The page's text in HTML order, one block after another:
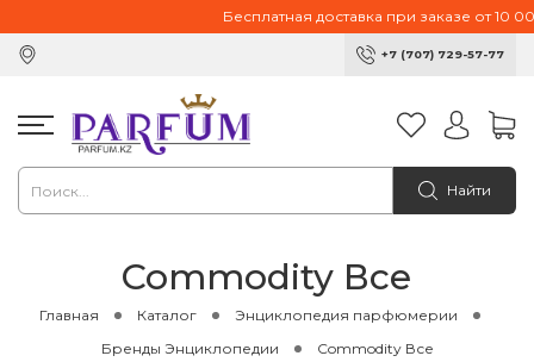
Бесплатная доставка при заказе от 10
+7 (707) 729-57-77
Найти
Commodity Все
Главная Каталог
Энциклопедия парфюмерии
Бренды Энциклопедии
Commodity Все